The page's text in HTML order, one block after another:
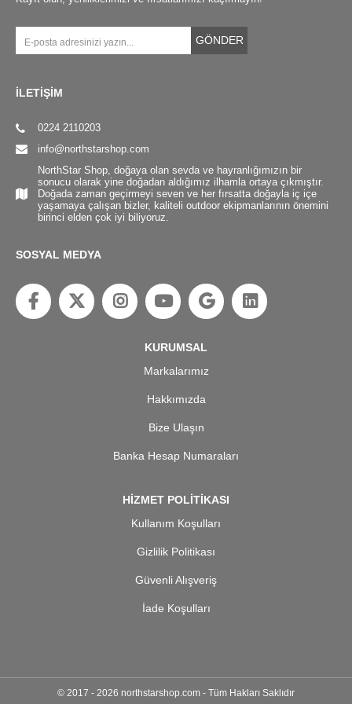
GÖNDER
İLETİŞİM
0224 2110203
info@northstarshop.com
NorthStar Shop, doğaya olan sevda ve hayranlığımızın bir
sonucu olarak yine doğadan aldığımız ilhamla ortaya çıkmıştır.
Doğada zaman geçirmeyi seven ve her fırsatta doğayla iç içe
yaşamaya çalışan bizler, kaliteli outdoor ekipmanlarının önemini
birinci elden çok iyi biliyoruz.
SOSYAL MEDYA
KURUMSAL
Markalarımız
Hakkımızda
Bize Ulaşın
Banka Hesap Numaraları
HİZMET POLİTİKASI
Kullanım Koşulları
Gizlilik Politikası
Güvenli Alışveriş
İade Koşulları
© 2017 - 2026 northstarshop.com - Tüm Hakları Saklıdır